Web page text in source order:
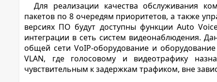
Для реализации качества обслуживания
пакетов по 8 очередям приоритетов, а также
версиях ПО будут доступны функции Auto
интеграции в сеть систем видеонаблюдения.
общей сети VoIP-оборудование и
VLAN, где голосовому и видеотрафику
чувствительным к задержкам трафиком, вне